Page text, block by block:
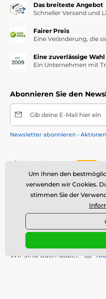
Das breiteste Angebot
Schneller Versand und
Fairer Preis
Eine Veränderung, die
Eine zuverlässige Wahl
Ein Unternehmen mit
Abonnieren Sie den
Gib deine E-Mail hier ein
Newsletter abonnieren -
Sie brauchen Rat
Kundendienst ist verfügbar
info@luciferlenses.de
Wo Sie uns finden
Deutsch
Wir sind auch dabei:
Um Ihnen den
verwenden wir Cookies.
stimmen Sie der